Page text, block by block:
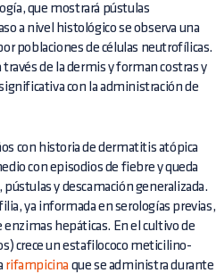
que mostrará pústulas
a nivel histológico se observa una
poblaciones de células neutrofílicas.
de la dermis y forman costras y
con la administración de
con historia de dermatitis atópica
con episodios de fiebre y queda
pústulas y descamación generalizada.
ya informada en serologías previas,
enzimas hepáticas. En el cultivo de
crece un estafilococo meticilino-
rifampicina que se administra durante